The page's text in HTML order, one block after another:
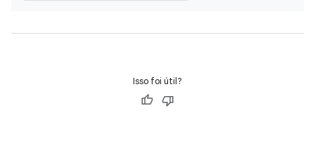
Isso foi útil?